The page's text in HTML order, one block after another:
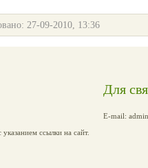
27-09-2010, 13:36
ссылки на сайт.
Для
E-mail: